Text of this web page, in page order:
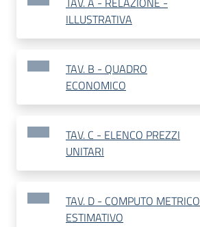
ILLUSTRATIVA
TAV. B - QUADRO
ECONOMICO
TAV. C - ELENCO PREZZI
UNITARI
TAV. D - COMPUTO METRICO
ESTIMATIVO